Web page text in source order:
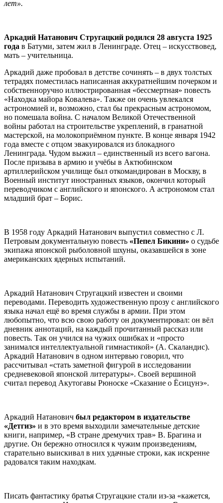
лет».
Аркадий Натанович Стругацкий родился 28 августа 1925
года в Батуми, затем жил в Ленинграде. Отец – искусствовед,
мать – учительница.
Аркадий даже пробовал в детстве сочинять – в двух толстых
тетрадях поместилась написанная аккуратнейшим почерком и
собственноручно иллюстрированная «бессмертная» повесть
«Находка майора Ковалева». Также он очень увлекался
астрономией и, возможно, стал бы прекрасным астрономом,
но помешала война. С началом Великой Отечественной
войны работал на строительстве укреплений, в гранатной
мастерской, на молокоприёмном пункте. В конце января 1942
года вместе с отцом эвакуировался из блокадного
Ленинграда. Чудом выжил – единственный из всего вагона.
После призыва в армию и учёбы в Актюбинском
артиллерийском училище был откомандирован в Москву, в
Военный институт иностранных языков, окончил который
переводчиком с английского и японского. А астрономом стал
младший брат – Борис.
В 1958 году Аркадий Натанович выпустил совместно с Л.
Петровым документальную повесть «Пепел Бикини» о судьбе
экипажа японской рыболовной шхуны, оказавшейся в зоне
американских ядерных испытаний.
Аркадий Натанович Стругацкий известен и своими
переводами. Переводить художественную прозу с английского
языка начал ещё во время службы в армии. При этом
любопытно, что всю свою работу он документировал: он вёл
дневник аннотаций, на каждый прочитанный рассказ или
повесть. Так он учился на чужих ошибках и «просто
занимался интеллектуальной гимнастикой» (А. Скаландис).
Аркадий Натанович в одном интервью говорил, что
рассчитывал «стать заметной фигурой в исследовании
средневековой японской литературы». Своей вершиной
считал перевод Акутогавы Рюноске «Сказание о Ёсицунэ».
Аркадий Натанович был редактором в издательстве
«Детгиз» и в это время выходили замечательные детские
книги, например, «В стране дремучих трав» В. Брагина и
другие. Он бережно относился к чужим произведениям,
старательно выискивал в них удачные строки, как искренне
радовался таким находкам.
Писать фантастику братья Стругацкие стали из-за «кажется,